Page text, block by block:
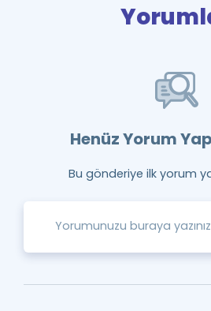
Henüz Yorum
Bu gönderiye ilk yorum